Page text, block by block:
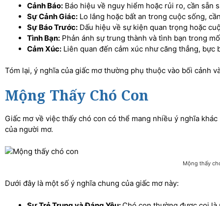
Cảnh Báo: Báo hiệu về nguy hiểm hoặc rủi ro, cần sẵn
Sự Cảnh Giác: Lo lắng hoặc bất an trong cuộc sống,
Sự Báo Trước: Dấu hiệu về sự kiện quan trọng hoặc
Tình Bạn: Phản ánh sự trung thành và tình bạn trong
Cảm Xúc: Liên quan đến cảm xúc như căng thẳng, bực
Tóm lại, ý nghĩa của giấc mơ thường phụ thuộc vào bối cảnh
Mộng Thấy Chó Con
Giấc mơ về việc thấy chó con có thể mang nhiều ý nghĩa
của người mơ.
Mộng thấy
Dưới đây là một số ý nghĩa chung của giấc mơ này: